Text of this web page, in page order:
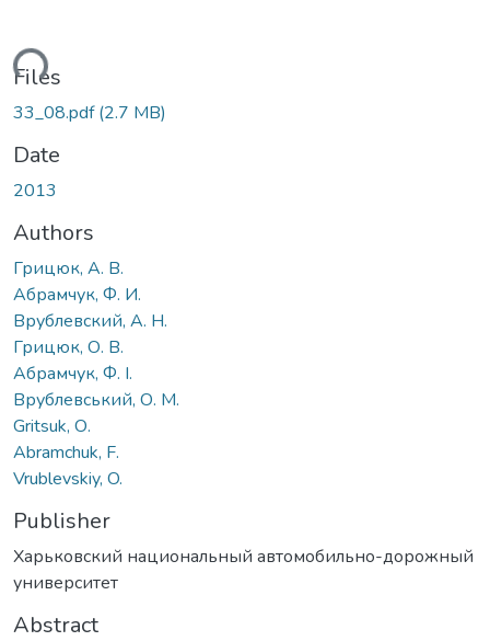
Files
33_08.pdf(2.7 MB)
Date
2013
Authors
Грицюк, А. В.
Абрамчук, Ф. И.
Врублевский, А. Н.
Грицюк, О. В.
Абрамчук, Ф. І.
Врублевський, О. М.
Gritsuk, О.
Abramchuk, F.
Vrublevskiy, O.
Publisher
Харьковский национальный автомобильно-дорожный
университет
Abstract